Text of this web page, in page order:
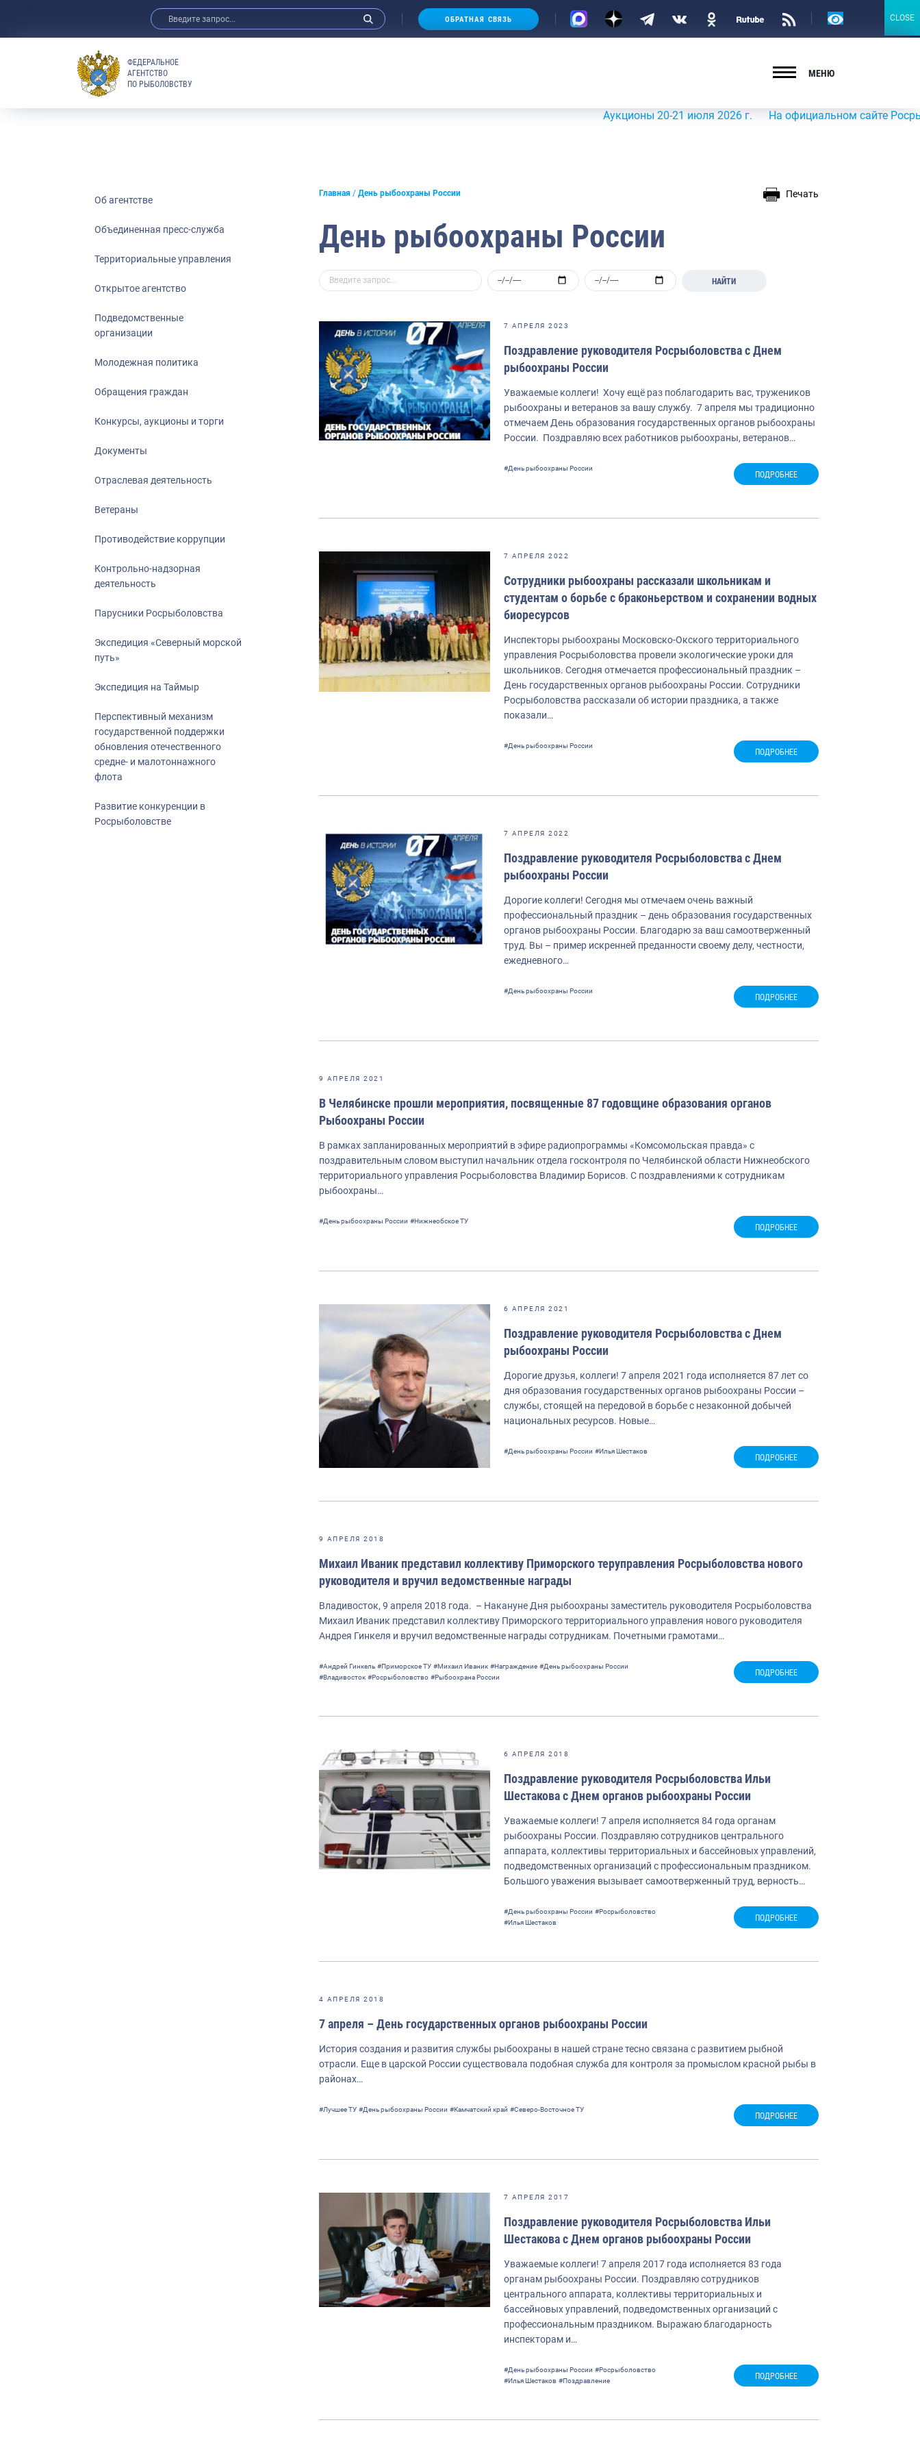
ОБРАТНАЯ СВЯЗЬ
Версия
ФЕДЕРАЛЬНОЕ
АГЕНТСТВО
ПО РЫБОЛОВСТВУ
МЕНЮ
Аукционы 20-21 июля 2026 г. На официальном сайте
Об агентстве
Объединенная пресс-служба
Территориальные управления
Открытое агентство
Подведомственные
организации
Молодежная политика
Обращения граждан
Конкурсы, аукционы и торги
Документы
Отраслевая деятельность
Ветераны
Противодействие коррупции
Контрольно-надзорная
деятельность
Парусники Росрыболовства
Экспедиция «Северный морской
путь»
Экспедиция на Таймыр
Перспективный механизм
государственной поддержки
обновления отечественного
средне- и малотоннажного
флота
Развитие конкуренции в
Росрыболовстве
Главная День рыбоохраны России Печать
День рыбоохраны России
НАЙТИ
7 АПРЕЛЯ 2023
Поздравление руководителя Росрыболовства с Днем
рыбоохраны России
Уважаемые коллеги! Хочу ещё раз поблагодарить вас, тружеников
рыбоохраны и ветеранов за вашу службу. 7 апреля мы традиционно
отмечаем День образования государственных органов рыбоохраны
России. Поздравляю всех работников рыбоохраны, ветеранов…
#День рыбоохраны России
ПОДРОБНЕЕ
7 АПРЕЛЯ 2022
Сотрудники рыбоохраны рассказали школьникам и
студентам о борьбе с браконьерством и сохранении водных
биоресурсов
Инспекторы рыбоохраны Московско-Окского территориального
управления Росрыболовства провели экологические уроки для
школьников. Сегодня отмечается профессиональный праздник –
День государственных органов рыбоохраны России. Сотрудники
Росрыболовства рассказали об истории праздника, а также
показали…
#День рыбоохраны России
ПОДРОБНЕЕ
7 АПРЕЛЯ 2022
Поздравление руководителя Росрыболовства с Днем
рыбоохраны России
Дорогие коллеги! Сегодня мы отмечаем очень важный
профессиональный праздник – день образования государственных
органов рыбоохраны России. Благодарю за ваш самоотверженный
труд. Вы – пример искренней преданности своему делу, честности,
ежедневного…
#День рыбоохраны России
ПОДРОБНЕЕ
9 АПРЕЛЯ 2021
В Челябинске прошли мероприятия, посвященные 87 годовщине образования органов
Рыбоохраны России
В рамках запланированных мероприятий в эфире радиопрограммы «Комсомольская правда» с
поздравительным словом выступил начальник отдела госконтроля по Челябинской области Нижнеобского
территориального управления Росрыболовства Владимир Борисов. С поздравлениями к сотрудникам
рыбоохраны…
#День рыбоохраны России #Нижнеобское ТУ
ПОДРОБНЕЕ
6 АПРЕЛЯ 2021
Поздравление руководителя Росрыболовства с Днем
рыбоохраны России
Дорогие друзья, коллеги! 7 апреля 2021 года исполняется 87 лет со
дня образования государственных органов рыбоохраны России –
службы, стоящей на передовой в борьбе с незаконной добычей
национальных ресурсов. Новые…
#День рыбоохраны России #Илья Шестаков
ПОДРОБНЕЕ
9 АПРЕЛЯ 2018
Михаил Иваник представил коллективу Приморского теруправления Росрыболовства нового
руководителя и вручил ведомственные награды
Владивосток, 9 апреля 2018 года. – Накануне Дня рыбоохраны заместитель руководителя Росрыболовства
Михаил Иваник представил коллективу Приморского территориального управления нового руководителя
Андрея Гинкеля и вручил ведомственные награды сотрудникам. Почетными грамотами…
#Андрей Гинкель #Приморское ТУ #Михаил Иваник #Награждение #День рыбоохраны России
#Владивосток #Росрыболовство #Рыбоохрана России ПОДРОБНЕЕ
6 АПРЕЛЯ 2018
Поздравление руководителя Росрыболовства Ильи
Шестакова с Днем органов рыбоохраны России
Уважаемые коллеги! 7 апреля исполняется 84 года органам
рыбоохраны России. Поздравляю сотрудников центрального
аппарата, коллективы территориальных и бассейновых управлений,
подведомственных организаций с профессиональным праздником.
Большого уважения вызывает самоотверженный труд, верность…
#День рыбоохраны России #Росрыболовство
#Илья Шестаков
ПОДРОБНЕЕ
4 АПРЕЛЯ 2018
7 апреля – День государственных органов рыбоохраны России
История создания и развития службы рыбоохраны в нашей стране тесно связана с развитием рыбной
отрасли. Еще в царской России существовала подобная служба для контроля за промыслом красной рыбы в
районах…
#Лучшее ТУ #День рыбоохраны России #Камчатский край #Северо-Восточное ТУ
ПОДРОБНЕЕ
7 АПРЕЛЯ 2017
Поздравление руководителя Росрыболовства Ильи
Шестакова с Днем органов рыбоохраны России
Уважаемые коллеги! 7 апреля 2017 года исполняется 83 года
органам рыбоохраны России. Поздравляю сотрудников
центрального аппарата, коллективы территориальных и
бассейновых управлений, подведомственных организаций с
профессиональным праздником. Выражаю благодарность
инспекторам и…
#День рыбоохраны России #Росрыболовство
#Илья Шестаков #Поздравление ПОДРОБНЕЕ
CLOSE
CLOSE